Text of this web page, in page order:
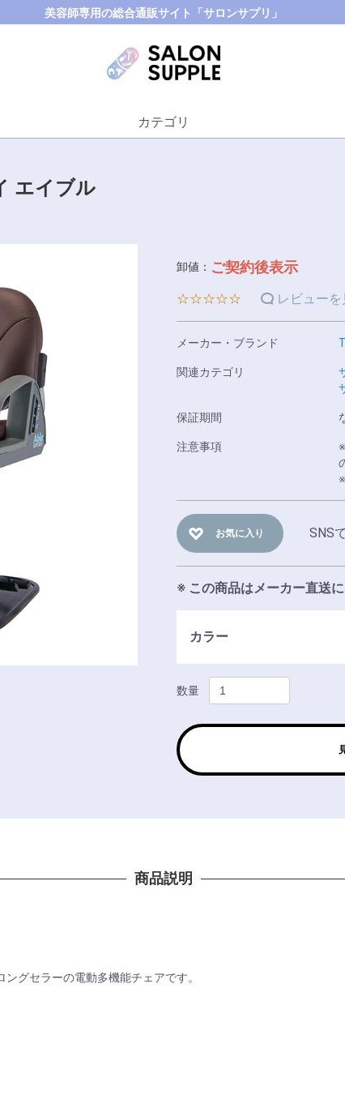
美容師専用の総合通販サイト「サロンサプリ」
カテゴリ
エイブル
卸値： ご契約後表示
☆☆☆☆☆ レビュー
メーカー・ブランド
関連カテゴリ
保証期間
注意事項
お気に入り SNS
※ この商品はメーカー直送
カラー
数量
商品説明
グセラーの電動多機能チェアです。